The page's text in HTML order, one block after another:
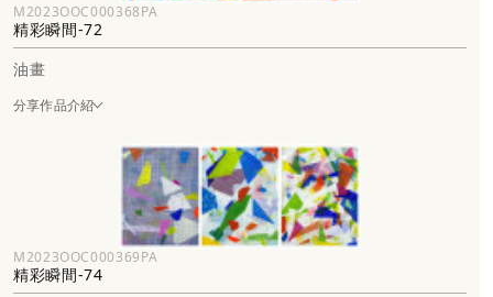
M2023OOC000368PA
精彩瞬間-72
油畫
分享作品介紹
M2023OOC000369PA
精彩瞬間-74